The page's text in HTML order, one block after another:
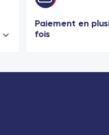
Paiement en
fois